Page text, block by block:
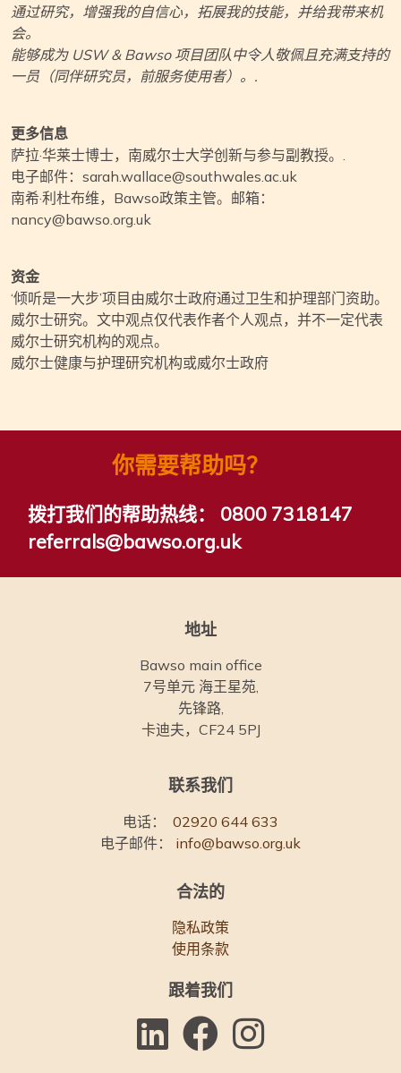
通过研究，增强我的自信心，拓展我的技能，并给我带来机
会。
能够成为 USW & Bawso 项目团队中令人敬佩且充满支持的
一员（同伴研究员，前服务使用者）。.
更多信息
萨拉·华莱士博士，南威尔士大学创新与参与副教授。.
电子邮件：sarah.wallace@southwales.ac.uk
南希·利杜布维，Bawso政策主管。邮箱：
nancy@bawso.org.uk
资金
‘倾听是一大步’项目由威尔士政府通过卫生和护理部门资助。
威尔士研究。文中观点仅代表作者个人观点，并不一定代表
威尔士研究机构的观点。
威尔士健康与护理研究机构或威尔士政府
你需要帮助吗？
拨打我们的帮助热线： 0800 7318147
referrals@bawso.org.uk
地址
Bawso main office
7号单元 海王星苑,
先锋路,
卡迪夫，CF24 5PJ
联系我们
电话：
02920 644 633
电子邮件：
info@bawso.org.uk
合法的
隐私政策
使用条款
跟着我们